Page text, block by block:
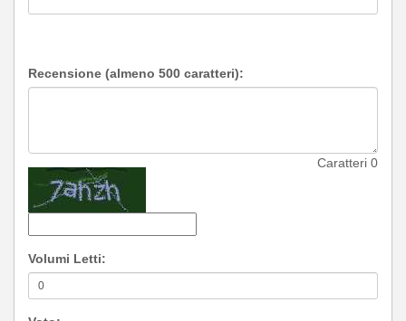
Recensione (almeno 500 caratteri):
Caratteri 0
Volumi Letti: